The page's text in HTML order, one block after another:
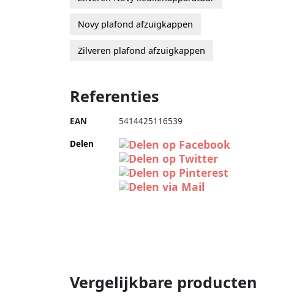
Novy plafond afzuigkappen
Zilveren plafond afzuigkappen
Referenties
EAN 5414425116539
Delen
Vergelijkbare producten